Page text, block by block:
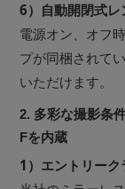
6）自動開閉式
電源オン、オフ
プが同梱されて
いただけます。
2. 多彩な撮影条
Fを内蔵
1）エントリー